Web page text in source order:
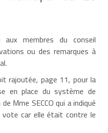
aux membres du conseil
ou des remarques à
rajoutée, page 11, pour la
en place du système de
Mme SECCO qui a indiqué
vote car elle était contre le